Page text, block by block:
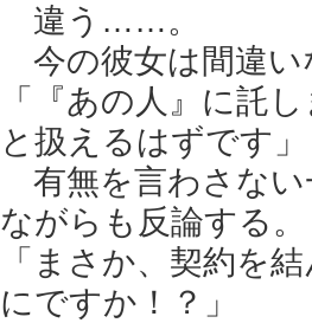
違う……。
今の彼女は間違
「『あの人』に託
と扱えるはずです」
有無を言わさない
ながらも反論する。
「まさか、契約を
にですか！？」